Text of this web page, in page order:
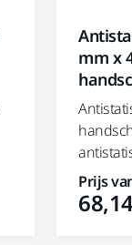
mm x
Prijs